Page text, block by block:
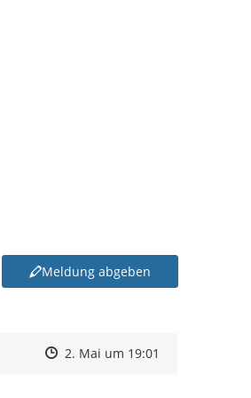
Meldung abgeben
Zeitpunkt des Erstellens
Zeitpunkt des Erstellens
2. Mai um 19:01